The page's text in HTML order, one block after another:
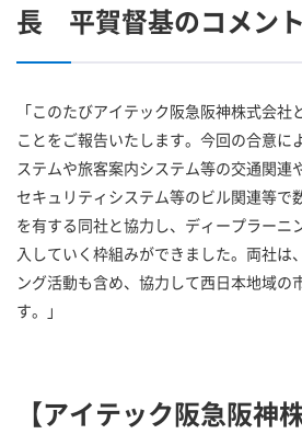
長 平賀督基のコメント
「このたびアイテック阪急阪神株式会
ことをご報告いたします。今回の合意に
ステムや旅客案内システム等の交通関連
セキュリティシステム等のビル関連等で
を有する同社と協力し、ディープラーニ
入していく枠組みができました。両社は
ング活動も含め、協力して西日本地域の
す。」
【アイテック阪急阪